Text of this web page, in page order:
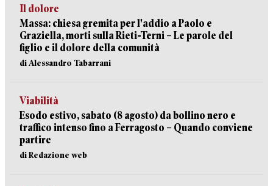
Il dolore
Massa: chiesa gremita per l'addio a Paolo e
Graziella, morti sulla Rieti-Terni – Le parole del
figlio e il dolore della comunità
di Alessandro Tabarrani
Viabilità
Esodo estivo, sabato (8 agosto) da bollino nero e
traffico intenso fino a Ferragosto – Quando conviene
partire
di Redazione web